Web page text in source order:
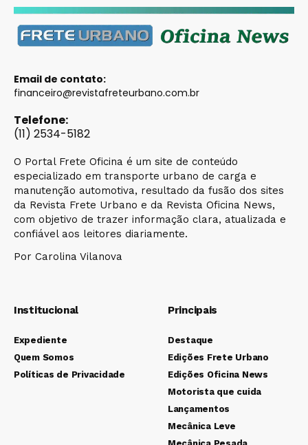
Email de contato:
financeiro@revistafreteurbano.com.br
Telefone:
(11) 2534-5182
O Portal Frete Oficina é um site de conteúdo
especializado em transporte urbano de carga e
manutenção automotiva, resultado da fusão dos sites
da Revista Frete Urbano e da Revista Oficina News,
com objetivo de trazer informação clara, atualizada e
confiável aos leitores diariamente.
Por Carolina Vilanova
Institucional
Expediente
Quem Somos
Políticas de Privacidade
Principais
Destaque
Edições Frete Urbano
Edições Oficina News
Motorista que cuida
Lançamentos
Mecânica Leve